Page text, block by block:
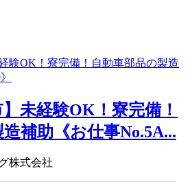
】未経験OK！寮完備！
補助《お仕事No.5A...
株式会社